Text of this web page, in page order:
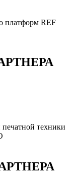
платформ REF
техники